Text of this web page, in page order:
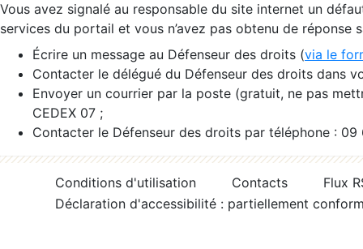
Vous avez signalé au responsable du site internet un
services du portail et vous n’avez pas obtenu de réponse
Écrire un message au Défenseur des droits (via le
Contacter le délégué du Défenseur des droits dans
Envoyer un courrier par la poste (gratuit, ne pas
CEDEX 07 ;
Contacter le Défenseur des droits par téléphone :
Conditions d'utilisation Contacts
Flux
Déclaration d'accessibilité : partiellement